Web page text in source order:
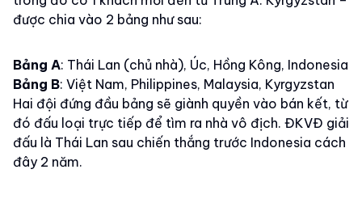
được chia vào 2 bảng như sau:
Bảng A: Thái Lan (chủ nhà), Úc, Hồng Kông, Indonesia
Bảng B: Việt Nam, Philippines, Malaysia, Kyrgyzstan
Hai đội đứng đầu bảng sẽ giành quyền vào bán kết, từ
đó đấu loại trực tiếp để tìm ra nhà vô địch. ĐKVĐ giải
đấu là Thái Lan sau chiến thắng trước Indonesia cách
đây 2 năm.